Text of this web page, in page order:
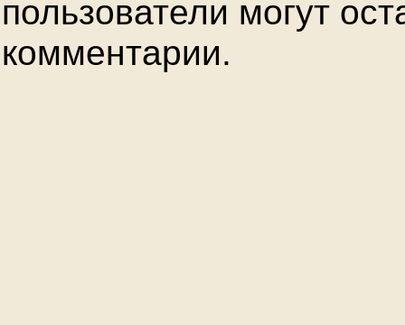
пользователи могут
комментарии.